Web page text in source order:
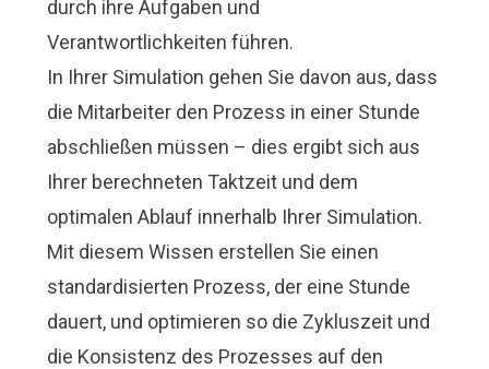
durch ihre Aufgaben und
Verantwortlichkeiten führen.
In Ihrer Simulation gehen Sie davon aus, dass
die Mitarbeiter den Prozess in einer Stunde
abschließen müssen – dies ergibt sich aus
Ihrer berechneten Taktzeit und dem
optimalen Ablauf innerhalb Ihrer Simulation.
Mit diesem Wissen erstellen Sie einen
standardisierten Prozess, der eine Stunde
dauert, und optimieren so die Zykluszeit und
die Konsistenz des Prozesses auf den